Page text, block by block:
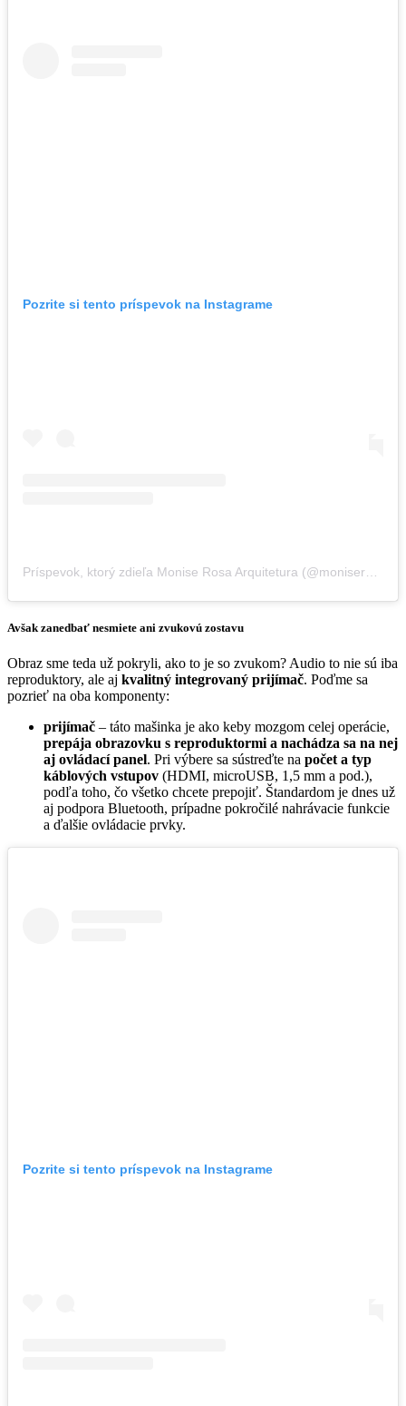
Pozrite si tento príspevok na Instagrame
Avšak zanedbať nesmiete ani zvukovú zostavu
Obraz sme teda už pokryli, ako to je so zvukom? Audio to nie sú iba
reproduktory, ale aj kvalitný integrovaný prijímač. Poďme sa
pozrieť na oba komponenty:
prijímač – táto mašinka je ako keby mozgom celej operácie,
prepája obrazovku s reproduktormi a nachádza sa na nej
aj ovládací panel. Pri výbere sa sústreďte na počet a typ
káblových vstupov (HDMI, microUSB, 1,5 mm a pod.),
podľa toho, čo všetko chcete prepojiť. Štandardom je dnes už
aj podpora Bluetooth, prípadne pokročilé nahrávacie funkcie
a ďalšie ovládacie prvky.
Pozrite si tento príspevok na Instagrame